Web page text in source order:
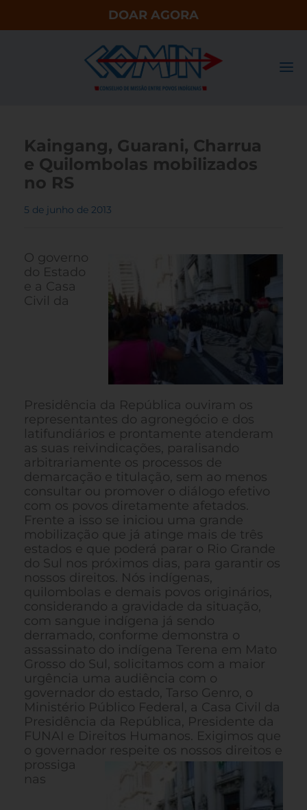
DOAR AGORA
Kaingang, Guarani, Charrua
e Quilombolas mobilizados
no RS
5 de junho de 2013
O governo
do Estado
e a Casa
Civil da
Presidência da República ouviram os
representantes do agronegócio e dos
latifundiários e prontamente atenderam
as suas reivindicações, paralisando
arbitrariamente os processos de
demarcação e titulação, sem ao menos
consultar ou promover o diálogo efetivo
com os povos diretamente afetados.
Frente a isso se iniciou uma grande
mobilização que já atinge mais de três
estados e que poderá parar o Rio Grande
do Sul nos próximos dias, para garantir os
nossos direitos. Nós indígenas,
quilombolas e demais povos originários,
considerando a gravidade da situação,
com sangue indígena já sendo
derramado, conforme demonstra o
assassinato do indígena Terena em Mato
Grosso do Sul, solicitamos com a maior
urgência uma audiência com o
governador do estado, Tarso Genro, o
Ministério Público Federal, a Casa Civil da
Presidência da República, Presidente da
FUNAI e Direitos Humanos. Exigimos que
o governador respeite os nossos direitos e
prossiga
nas